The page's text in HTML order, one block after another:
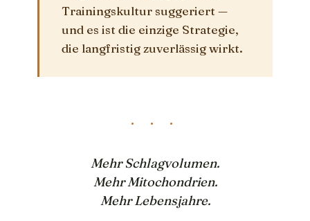
Trainingskultur suggeriert —
und es ist die einzige Strategie,
die langfristig zuverlässig wirkt.
· · ·
Mehr Schlagvolumen.
Mehr Mitochondrien.
Mehr Lebensjahre.